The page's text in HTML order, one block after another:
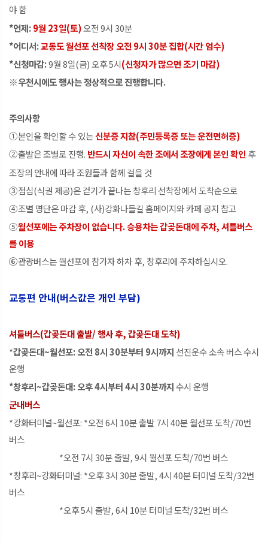
야 함
*언제:9월 23일(토)오전 9시 30분
*어디서:교동도 월선포 선착장 오전 9시 30분 집합(시간 엄수)
*신청마감:9월 8일(금) 오후 5시(신청자가 많으면 조기 마감)
※우천시에도 행사는 정상적으로 진행합니다.
주의사항
①본인을 확인할 수 있는신분증 지참(주민등록증 또는 운전면허증)
②출발은 조별로 진행. 반드시 자신이 속한 조에서 조장에게 본인 확인후
조장의 안내에 따라 조원들과 함께 걸을 것
③점심(식권 제공)은 걷기가 끝나는 창후리 선착장에서 도착순으로
④조별 명단은 마감 후, (사)강화나들길 홈페이지와 카페 공지 참고
⑤월선포에는 주차장이 없습니다. 승용차는 갑곶돈대에 주차, 셔틀버스
를 이용
⑥관광버스는 월선포에 참가자 하차 후, 창후리에 주차하십시오.
교통편 안내(버스값은 개인 부담)
셔틀버스(갑곶돈대 출발/ 행사 후, 갑곶돈대 도착)
*갑곶돈대~월선포: 오전 8시 30분부터 9시까지 선진운수 소속 버스 수시
운행
*창후리~갑곶돈대: 오후 4시부터 4시 30분까지수시 운행
군내버스
*강화터미널~월선포: *오전 6시 10분 출발7시 40분 월선포 도착/70번
버스
*오전 7시 30분 출발, 9시 월선포 도착/70번 버스
*창후리~강화터미널: *오후 3시 30분 출발, 4시 40분 터미널 도착/32번
버스
*오후 5시 출발, 6시 10분 터미널 도착/32번 버스